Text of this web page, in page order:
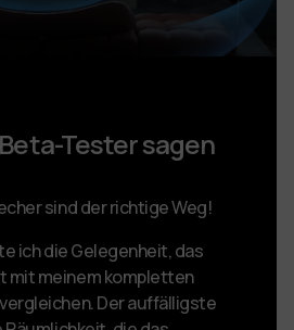
Tester sagen
sind der richtige Weg!
ich die Gelegenheit, das
mit meinem kompletten
Der auffälligste